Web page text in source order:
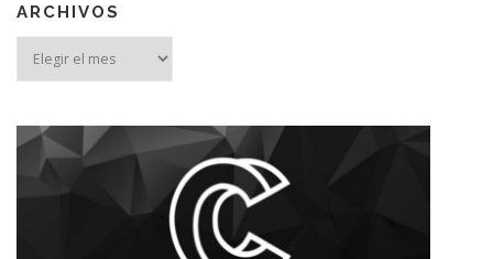
ARCHIVOS